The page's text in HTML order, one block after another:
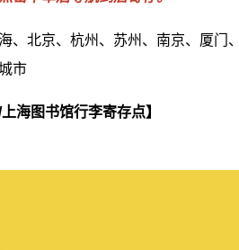
、北京、杭州、苏州、南京、厦门
市
海图书馆行李寄存点】